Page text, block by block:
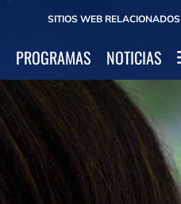
SITIOS WEB RELACIONADOS
PROGRAMAS NOTICIAS